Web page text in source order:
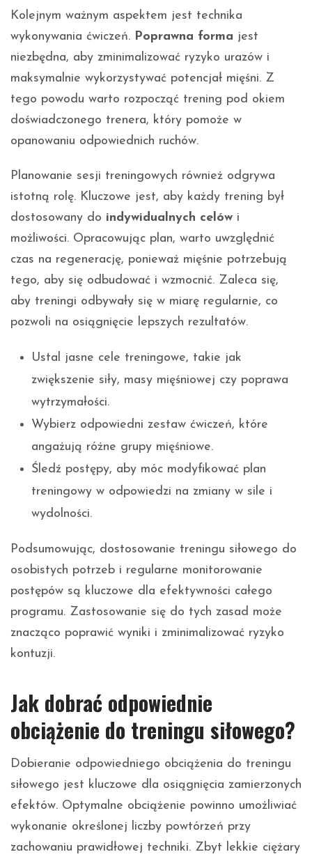
Kolejnym ważnym aspektem jest technika
wykonywania ćwiczeń. Poprawna forma jest
niezbędna, aby zminimalizować ryzyko urazów i
maksymalnie wykorzystywać potencjał mięśni. Z
tego powodu warto rozpocząć trening pod okiem
doświadczonego trenera, który pomoże w
opanowaniu odpowiednich ruchów.
Planowanie sesji treningowych również odgrywa
istotną rolę. Kluczowe jest, aby każdy trening był
dostosowany do indywidualnych celów i
możliwości. Opracowując plan, warto uwzględnić
czas na regenerację, ponieważ mięśnie potrzebują
tego, aby się odbudować i wzmocnić. Zaleca się,
aby treningi odbywały się w miarę regularnie, co
pozwoli na osiągnięcie lepszych rezultatów.
Ustal jasne cele treningowe, takie jak
zwiększenie siły, masy mięśniowej czy poprawa
wytrzymałości.
Wybierz odpowiedni zestaw ćwiczeń, które
angażują różne grupy mięśniowe.
Śledź postępy, aby móc modyfikować plan
treningowy w odpowiedzi na zmiany w sile i
wydolności.
Podsumowując, dostosowanie treningu siłowego do
osobistych potrzeb i regularne monitorowanie
postępów są kluczowe dla efektywności całego
programu. Zastosowanie się do tych zasad może
znacząco poprawić wyniki i zminimalizować ryzyko
kontuzji.
Jak dobrać odpowiednie
obciążenie do treningu siłowego?
Dobieranie odpowiedniego obciążenia do treningu
siłowego jest kluczowe dla osiągnięcia zamierzonych
efektów. Optymalne obciążenie powinno umożliwiać
wykonanie określonej liczby powtórzeń przy
zachowaniu prawidłowej techniki. Zbyt lekkie ciężary